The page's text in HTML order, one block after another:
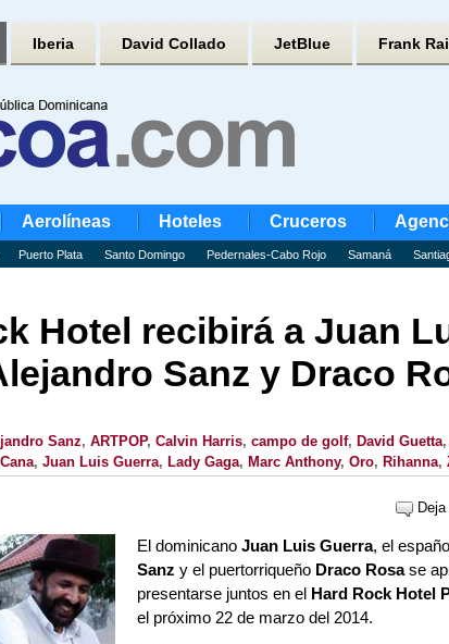
Iberia David Collado JetBlue Frank
Aerolíneas Hoteles Cruceros
Puerto Plata Santo Domingo Pedernales-Cabo Rojo Samaná
Hotel recibirá a Juan
Sanz y Draco
Sanz, ARTPOP, Calvin Harris, campo de golf, David Guetta,
, Juan Luis Guerra, Lady Gaga, Marc Anthony, Oro, Rihanna,
Deja
El dominicano Juan Luis Guerra, el
Sanz y el puertorriqueño Draco Rosase
presentarse juntos en el Hard Rock Hotel
el próximo 22 de marzo del 2014.